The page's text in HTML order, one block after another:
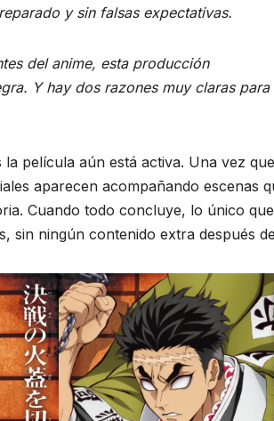
y sin falsas expectativas.
del anime, esta producción
Y hay dos razones muy claras para
película aún está activa. Una vez
aparecen acompañando escenas
Cuando todo concluye, lo único que
sin ningún contenido extra después